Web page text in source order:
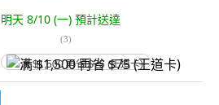
明天 8/10 (一) 預計送達
(3)
满 $1,500 再省 $75 (王道卡)